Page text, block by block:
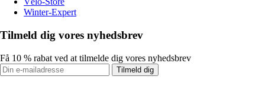
Winter-Expert
Tilmeld dig vores nyhedsbrev
Få 10 % rabat ved at tilmelde dig vores nyhedsbrev
Tilmeld dig